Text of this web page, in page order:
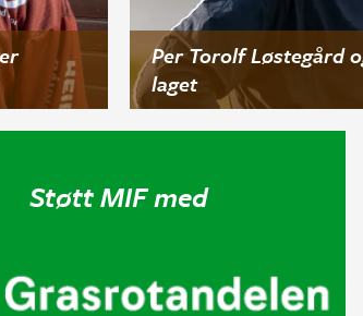
Per Torolf Løstegård
laget
Støtt MIF med